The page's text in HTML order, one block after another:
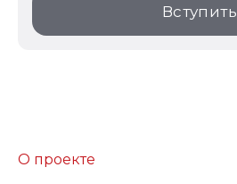
Вступить
О проекте